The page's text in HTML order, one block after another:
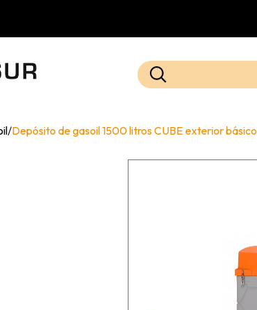
/Depósito de gasoil 1500 litros CUBE exterior básico